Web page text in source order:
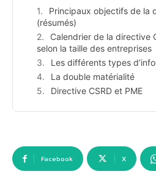
Principaux objectifs de la
(résumés)
Calendrier de la directive
selon la taille des entreprises
Les différents types
La double matérialité
Directive CSRD et PME
Facebook X